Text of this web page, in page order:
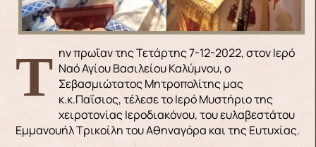
Την πρωΐαν της Τετάρτης 7-12-2022, στον Ιερό Ναό Αγίου Βασιλείου Καλύμνου, ο
Σεβασμιώτατος Μητροπολίτης μας
κ.κ.Παΐσιος, τέλεσε το Ιερό Μυστήριο της
χειροτονίας Ιεροδιακόνου, του ευλαβεστάτου
Εμμανουήλ Τρικοίλη του Αθηναγόρα και της Ευτυχίας.